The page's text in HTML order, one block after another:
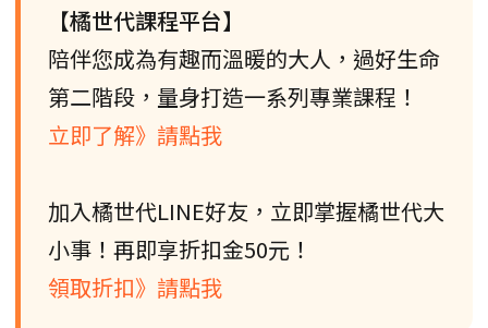
【橘世代課程平台】
陪伴您成為有趣而溫暖的大人，過好生命
第二階段，量身打造一系列專業課程！
立即了解》請點我
加入橘世代LINE好友，立即掌握橘世代大
小事！再即享折扣金50元！
領取折扣》請點我